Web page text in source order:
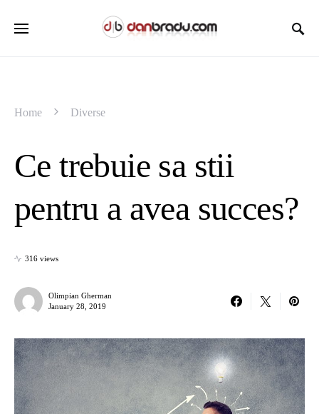
Home Diverse
Ce trebuie sa stii
pentru a avea succes?
316 views
Olimpian Gherman
January 28, 2019